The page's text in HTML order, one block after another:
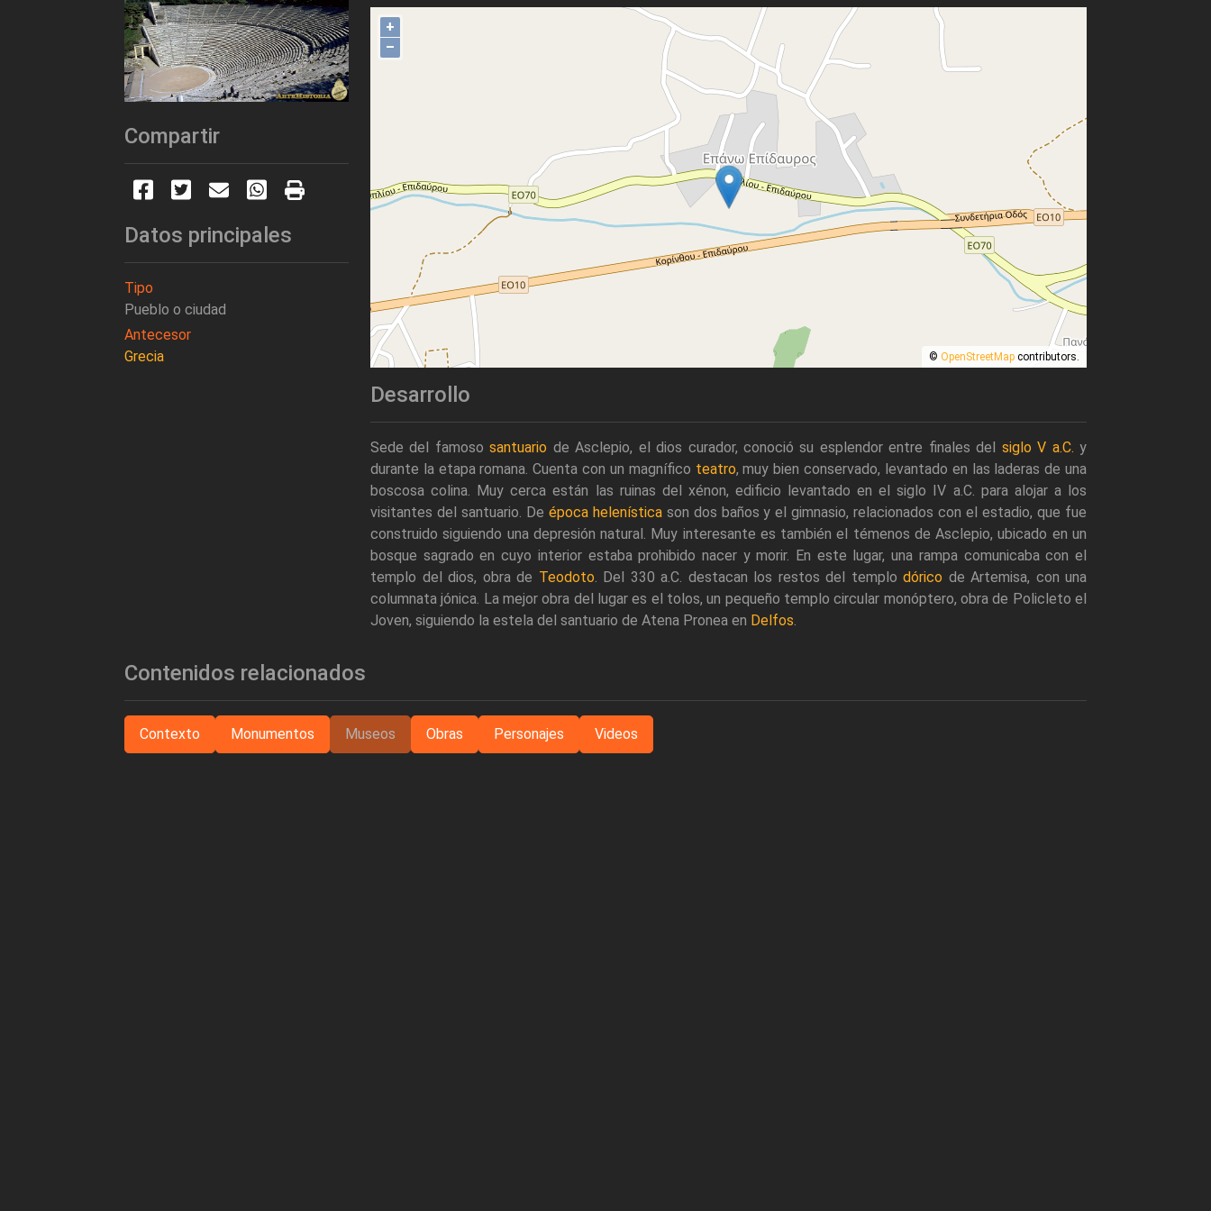
Compartir
Datos principales
Tipo
Pueblo o ciudad
Antecesor
Grecia
+
–
© OpenStreetMap contributors.
Desarrollo
Sede del famososantuario de Asclepio, el dios curador, conoció su esplendor entre finales del siglo V a.C. y
durante la etapa romana. Cuenta con un magnífico teatro, muy bien conservado, levantado en las laderas de una
boscosa colina. Muy cerca están las ruinas del xénon, edificio levantado en el siglo IV a.C. para alojar a los
visitantes del santuario. De época helenísticason dos baños y el gimnasio, relacionados con el estadio, que fue
construido siguiendo una depresión natural. Muy interesante es también el témenos de Asclepio, ubicado en un
bosque sagrado en cuyo interior estaba prohibido nacer y morir. En este lugar, una rampa comunicaba con el
templo del dios, obra de Teodoto. Del 330 a.C. destacan los restos del templo dórico de Artemisa, con una
columnata jónica. La mejor obra del lugar es el tolos, un pequeño templo circular monóptero, obra de Policleto el
Joven, siguiendo la estela del santuario de Atena Pronea en Delfos.
Contenidos relacionados
Contexto Monumentos Museos Obras Personajes Videos